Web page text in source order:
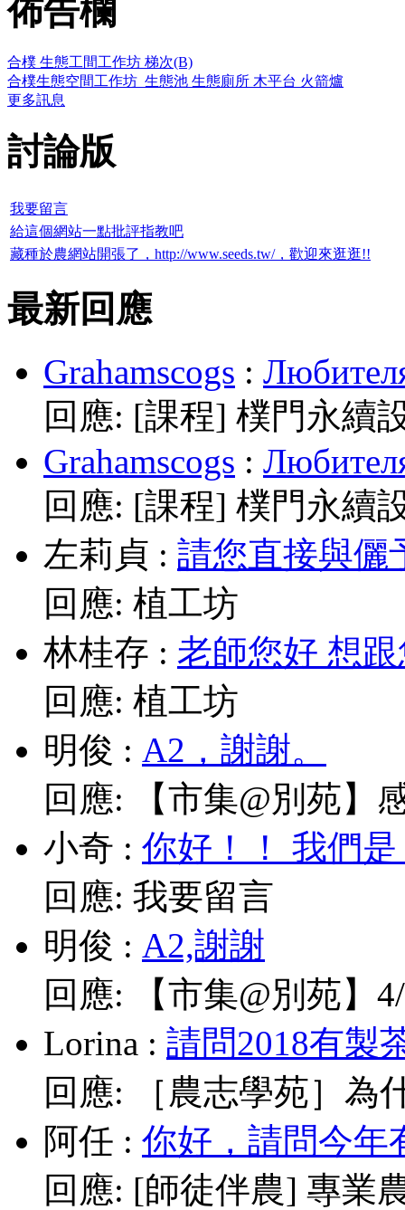
佈告欄
合樸 生態工間工作坊 梯次(B)
合樸生態空間工作坊_生態池 生態廁所 木平台 火箭爐
更多訊息
討論版
我要留言
給這個網站一點批評指教吧
藏種於農網站開張了，http://www.seeds.tw/，歡迎來逛逛!!
最新回應
Grahamscogs :
回應: [課程] 樸門永續
Grahamscogs :
回應: [課程] 樸門永續
左莉貞 : 請您直接與儷
回應: 植工坊
林桂存 : 老師您好 想
回應: 植工坊
明俊 : A2，謝謝。
回應:
【市集@別苑】
小奇 : 你好！！ 我們
回應: 我要留言
明俊 : A2,謝謝
回應:
【市集@別苑】
Lorina : 請問2018有製
回應:
［農志學苑］為
阿任 : 你好，請問今年
回應: [師徒伴農] 專業